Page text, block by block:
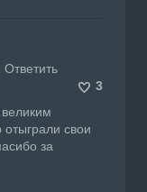
Ответить
3
отыграли свои
за